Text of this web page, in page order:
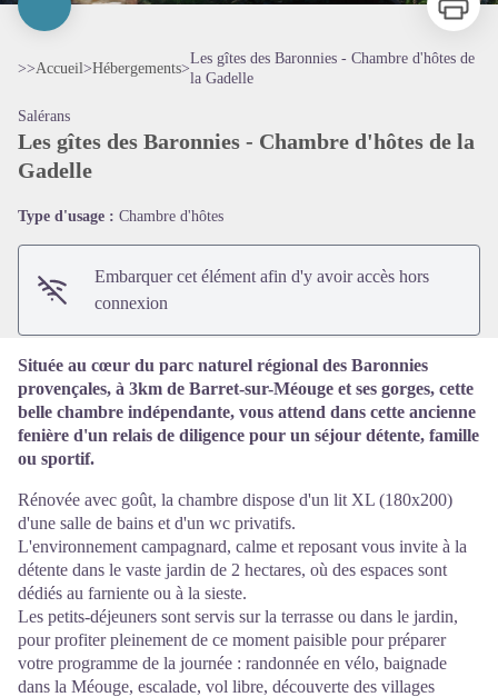
>>Accueil>Hébergements>
Les gîtes des Baronnies - Chambre d'hôtes de
la Gadelle
Salérans
Les gîtes des Baronnies - Chambre d'hôtes de la
Gadelle
Type d'usage : Chambre d'hôtes
Embarquer cet élément afin d'y avoir accès hors
connexion
Située au cœur du parc naturel régional des Baronnies
provençales, à 3km de Barret-sur-Méouge et ses gorges, cette
belle chambre indépendante, vous attend dans cette ancienne
fenière d'un relais de diligence pour un séjour détente, famille
ou sportif.
Rénovée avec goût, la chambre dispose d'un lit XL (180x200)
d'une salle de bains et d'un wc privatifs.
L'environnement campagnard, calme et reposant vous invite à la
détente dans le vaste jardin de 2 hectares, où des espaces sont
dédiés au farniente ou à la sieste.
Les petits-déjeuners sont servis sur la terrasse ou dans le jardin,
pour profiter pleinement de ce moment paisible pour préparer
votre programme de la journée : randonnée en vélo, baignade
dans la Méouge, escalade, vol libre, découverte des villages